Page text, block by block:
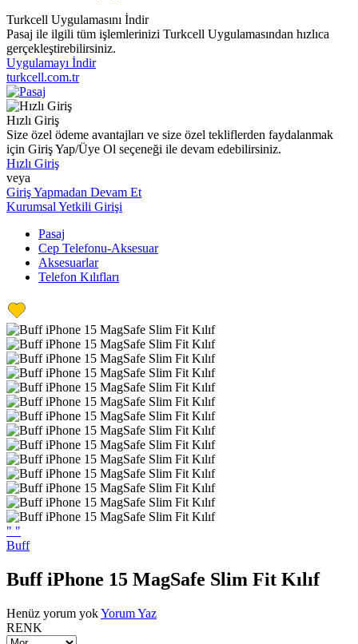
Turkcell Uygulamasını İndir
Pasaj ile ilgili tüm işlemlerinizi Turkcell Uygulamasından hızlıca
gerçekleştirebilirsiniz.
Uygulamayı İndir
turkcell.com.tr
Hızlı Giriş
Size özel ödeme avantajları ve size özel tekliflerden faydalanmak
için Giriş Yap/Üye Ol seçeneği ile devam edebilirsiniz.
Hızlı Giriş
veya
Giriş Yapmadan Devam Et
Kurumsal Yetkili Girişi
Pasaj
Cep Telefonu-Aksesuar
Aksesuarlar
Telefon Kılıfları
" "
Buff
Buff iPhone 15 MagSafe Slim Fit Kılıf
Henüz yorum yokYorum Yaz
RENK